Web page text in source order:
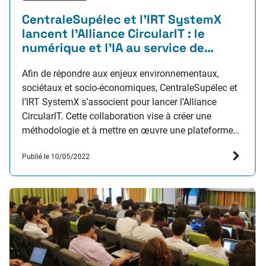
CentraleSupélec et l’IRT SystemX
lancent l’Alliance CircularIT : le
numérique et l’IA au service de
Afin de répondre aux enjeux environnementaux,
sociétaux et socio-économiques, CentraleSupélec et
l’IRT SystemX s’associent pour lancer l’Alliance
CircularIT. Cette collaboration vise à créer une
méthodologie et à mettre en œuvre une plateforme
circulaire par la transformation numérique des
CentraleSupélec, membre-fondateur de l’Université…
Publié le 10/05/2022